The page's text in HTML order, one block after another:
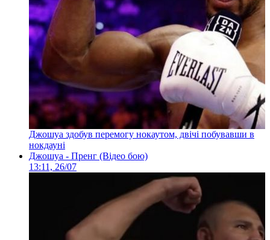
Джошуа здобув перемогу нокаутом, двічі побувавши в
нокдауні
Джошуа - Пренг (Відео бою)
13:11, 26/07